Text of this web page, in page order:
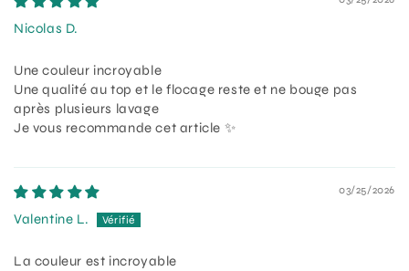
Nicolas D.
Une couleur incroyable
Une qualité au top et le flocage reste et ne bouge pas
après plusieurs lavage
Je vous recommande cet article ✨
03/25/2026
Valentine L.
La couleur est incroyable